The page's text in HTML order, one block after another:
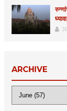
ARCHIVE